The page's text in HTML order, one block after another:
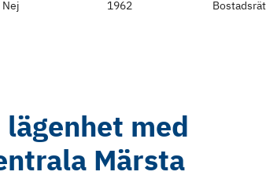
Nej
1962
med
Märsta